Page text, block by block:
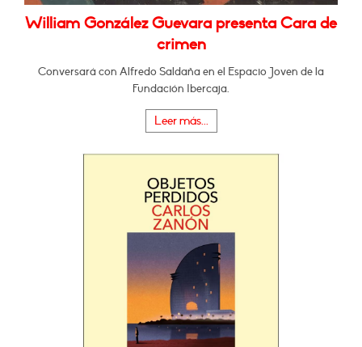
William González Guevara presenta Cara de
crimen
Conversará con Alfredo Saldaña en el Espacio Joven de la
Fundación Ibercaja.
Leer más...